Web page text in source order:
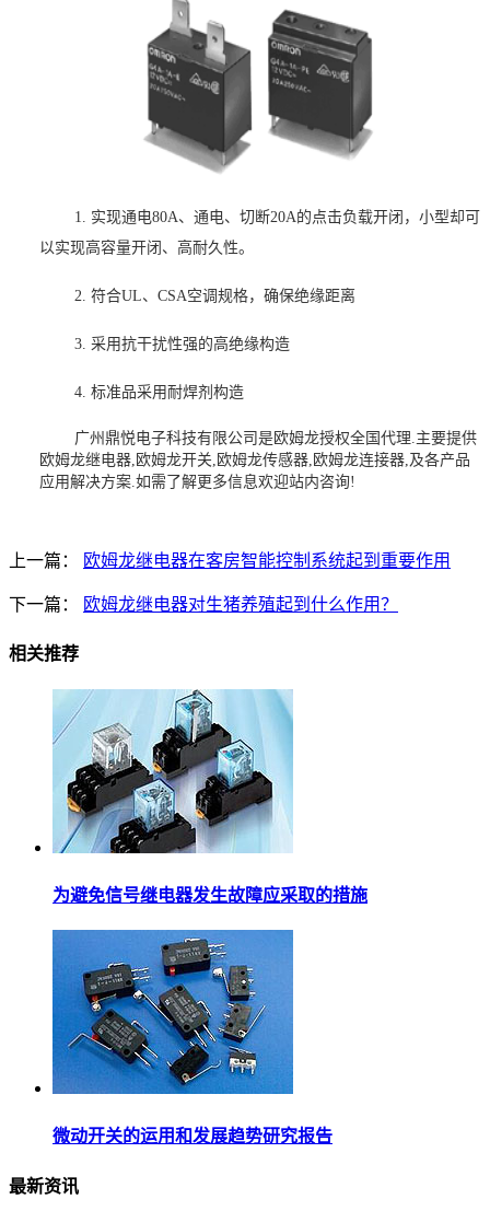
1. 实现通电80A、通电、切断20A的点击负载开闭，小型却可
以实现高容量开闭、高耐久性。
2.符合UL、CSA空调规格，确保绝缘距离
3. 采用抗干扰性强的高绝缘构造
4. 标准品采用耐焊剂构造
广州鼎悦电子科技有限公司是欧姆龙授权全国代理.主要提供
欧姆龙继电器,欧姆龙开关,欧姆龙传感器,欧姆龙连接器,及各产品
应用解决方案.如需了解更多信息欢迎站内咨询!
上一篇： 欧姆龙继电器在客房智能控制系统起到重要作用
下一篇： 欧姆龙继电器对生猪养殖起到什么作用？
相关推荐
为避免信号继电器发生故障应采取的措施
微动开关的运用和发展趋势研究报告
最新资讯